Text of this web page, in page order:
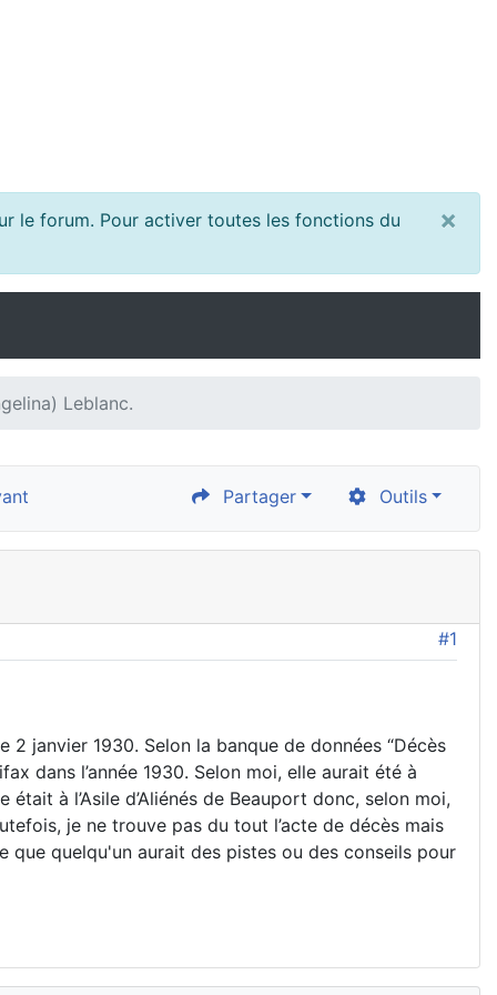
le forum. Pour activer toutes les fonctions du ×
Leblanc.
Partager Outils
#1
2 janvier 1930. Selon la banque de données “Décès
dans l’année 1930. Selon moi, elle aurait été à
à l’Asile d’Aliénés de Beauport donc, selon moi,
je ne trouve pas du tout l’acte de décès mais
que quelqu'un aurait des pistes ou des conseils pour